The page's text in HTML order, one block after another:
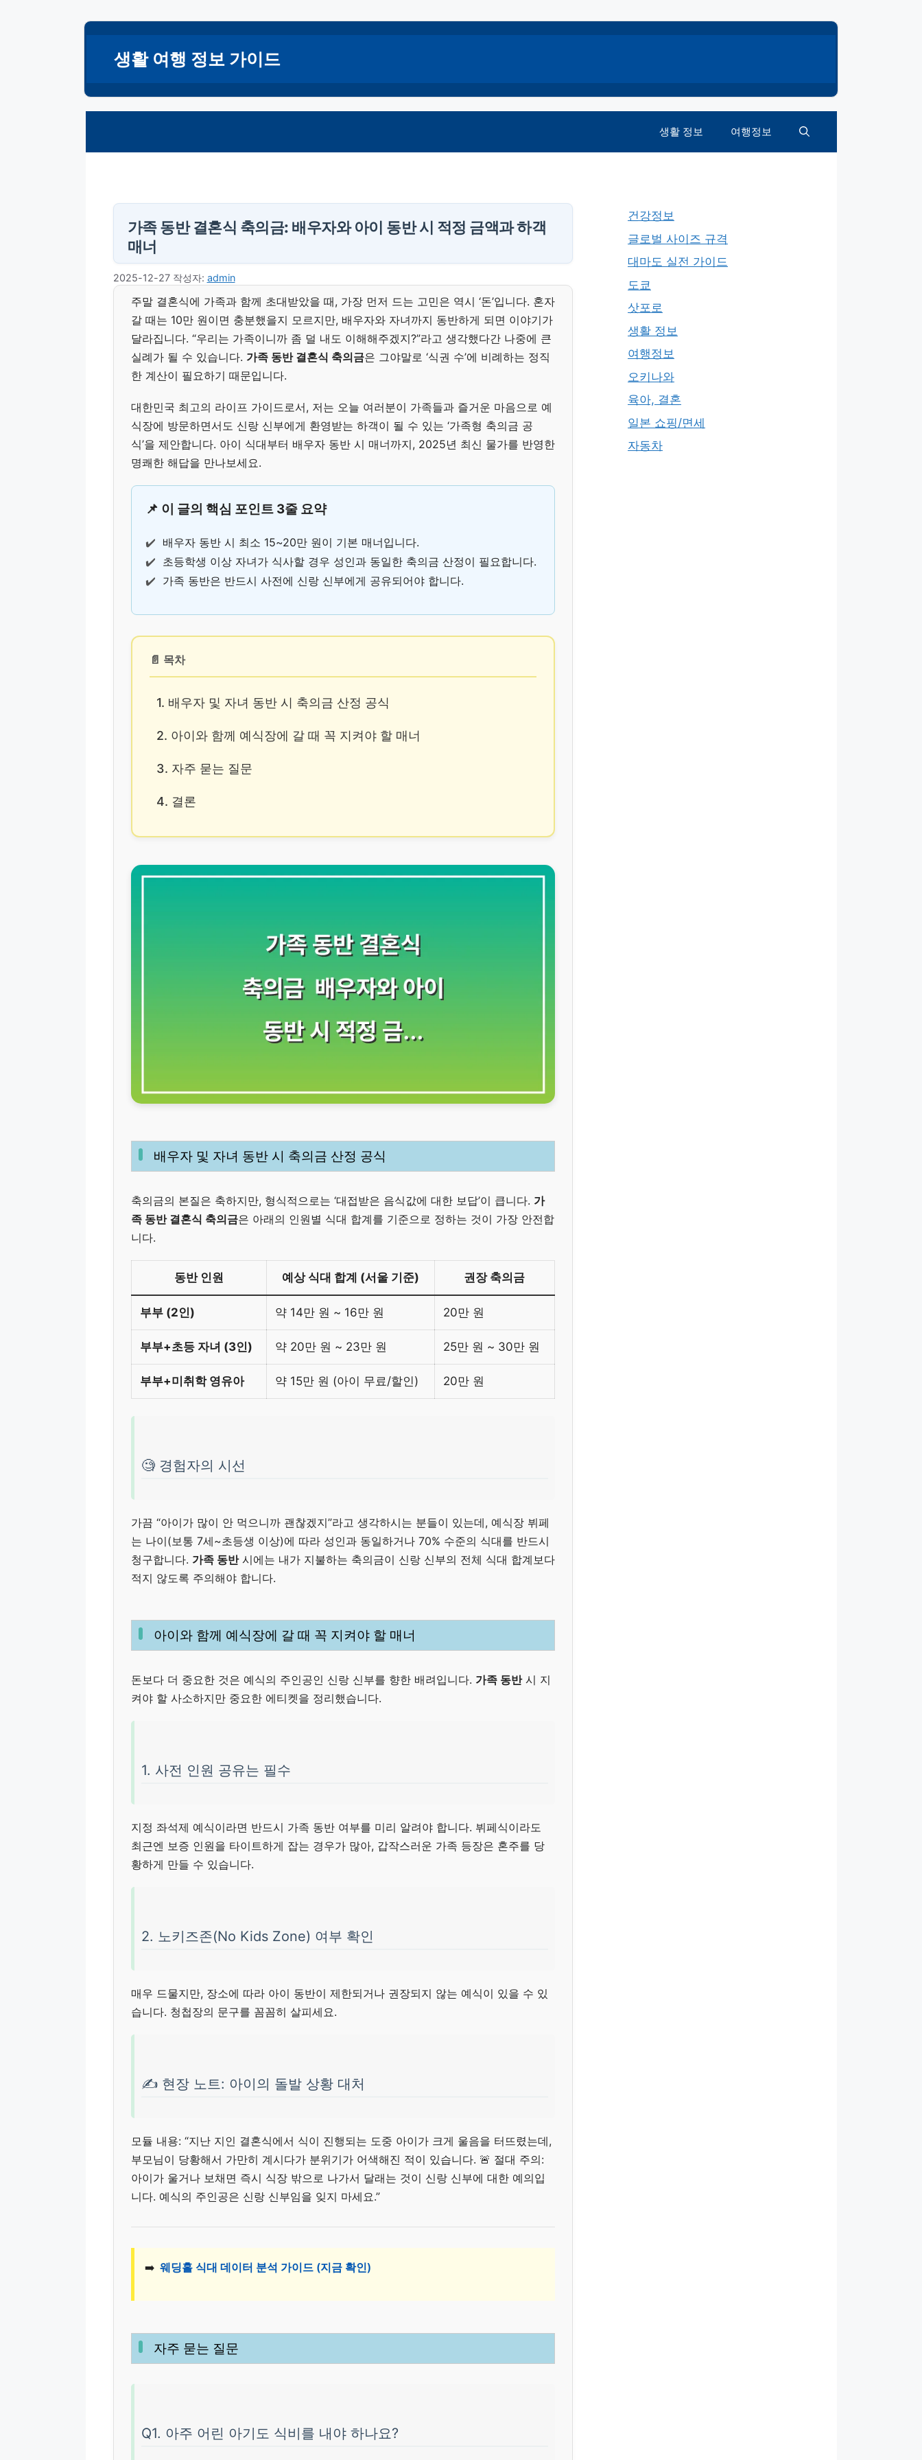
생활 여행 정보 가이드
생활 정보 여행정보
가족 동반 결혼식 축의금: 배우자와 아이 동반 시 적정 금액과 하객
매너
2025-12-27 작성자: admin
주말 결혼식에 가족과 함께 초대받았을 때, 가장 먼저 드는 고민은 역시 ‘돈’입니다. 혼자
갈 때는 10만 원이면 충분했을지 모르지만, 배우자와 자녀까지 동반하게 되면 이야기가
달라집니다. “우리는 가족이니까 좀 덜 내도 이해해주겠지?”라고 생각했다간 나중에 큰
실례가 될 수 있습니다. 가족 동반 결혼식 축의금은 그야말로 ‘식권 수’에 비례하는 정직
한 계산이 필요하기 때문입니다.
대한민국 최고의 라이프 가이드로서, 저는 오늘 여러분이 가족들과 즐거운 마음으로 예
식장에 방문하면서도 신랑 신부에게 환영받는 하객이 될 수 있는 ‘가족형 축의금 공
식’을 제안합니다. 아이 식대부터 배우자 동반 시 매너까지, 2025년 최신 물가를 반영한
명쾌한 해답을 만나보세요.
📌 이 글의 핵심 포인트 3줄 요약
✔️ 배우자 동반 시 최소 15~20만 원이 기본 매너입니다.
✔️ 초등학생 이상 자녀가 식사할 경우 성인과 동일한 축의금 산정이 필요합니다.
✔️ 가족 동반은 반드시 사전에 신랑 신부에게 공유되어야 합니다.
📄 목차
1. 배우자 및 자녀 동반 시 축의금 산정 공식
2. 아이와 함께 예식장에 갈 때 꼭 지켜야 할 매너
3. 자주 묻는 질문
4. 결론
배우자 및 자녀 동반 시 축의금 산정 공식
축의금의 본질은 축하지만, 형식적으로는 ‘대접받은 음식값에 대한 보답’이 큽니다. 가
족 동반 결혼식 축의금은 아래의 인원별 식대 합계를 기준으로 정하는 것이 가장 안전합
니다.
동반 인원 예상 식대 합계 (서울 기준) 권장 축의금
부부 (2인) 약 14만 원 ~ 16만 원 20만 원
부부+초등 자녀 (3인) 약 20만 원 ~ 23만 원 25만 원 ~ 30만 원
부부+미취학 영유아 약 15만 원 (아이 무료/할인) 20만 원
🧐 경험자의 시선
가끔 “아이가 많이 안 먹으니까 괜찮겠지”라고 생각하시는 분들이 있는데, 예식장 뷔페
는 나이(보통 7세~초등생 이상)에 따라 성인과 동일하거나 70% 수준의 식대를 반드시
청구합니다. 가족 동반시에는 내가 지불하는 축의금이 신랑 신부의 전체 식대 합계보다
적지 않도록 주의해야 합니다.
아이와 함께 예식장에 갈 때 꼭 지켜야 할 매너
돈보다 더 중요한 것은 예식의 주인공인 신랑 신부를 향한 배려입니다. 가족 동반시 지
켜야 할 사소하지만 중요한 에티켓을 정리했습니다.
1. 사전 인원 공유는 필수
지정 좌석제 예식이라면 반드시 가족 동반 여부를 미리 알려야 합니다. 뷔페식이라도
최근엔 보증 인원을 타이트하게 잡는 경우가 많아, 갑작스러운 가족 등장은 혼주를 당
황하게 만들 수 있습니다.
2. 노키즈존(No Kids Zone) 여부 확인
매우 드물지만, 장소에 따라 아이 동반이 제한되거나 권장되지 않는 예식이 있을 수 있
습니다. 청첩장의 문구를 꼼꼼히 살피세요.
✍️ 현장 노트: 아이의 돌발 상황 대처
모듈 내용: “지난 지인 결혼식에서 식이 진행되는 도중 아이가 크게 울음을 터뜨렸는데,
부모님이 당황해서 가만히 계시다가 분위기가 어색해진 적이 있습니다. 🚨 절대 주의:
아이가 울거나 보채면 즉시 식장 밖으로 나가서 달래는 것이 신랑 신부에 대한 예의입
니다. 예식의 주인공은 신랑 신부임을 잊지 마세요.”
➡️ 웨딩홀 식대 데이터 분석 가이드 (지금 확인)
자주 묻는 질문
Q1. 아주 어린 아기도 식비를 내야 하나요?
건강정보
글로벌 사이즈 규격
대마도 실전 가이드
도쿄
삿포로
생활 정보
여행정보
오키나와
육아, 결혼
일본 쇼핑/면세
자동차